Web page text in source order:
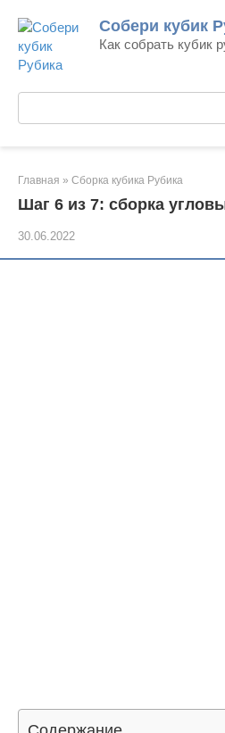
контенту
Собери кубик
Как собрать кубик
Главная » Сборка кубика Рубика
Шаг 6 из 7: сборка
30.06.2022